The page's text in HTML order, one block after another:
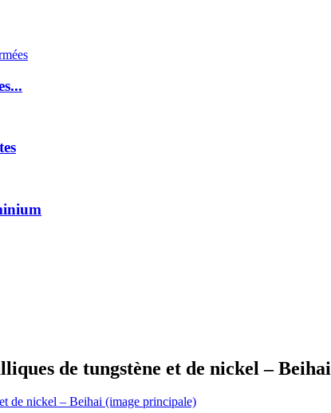
de tungstène et de nickel – Beihai